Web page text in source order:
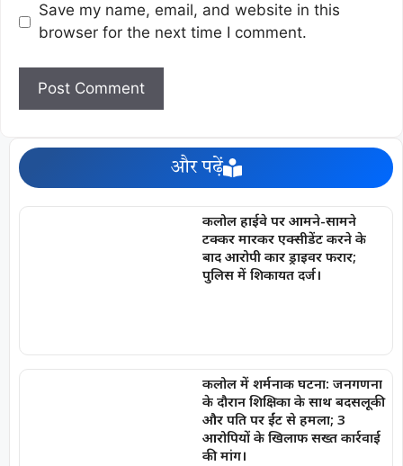
Save my name, email, and website in this
browser for the next time I comment.
और पढ़ें
कलोल हाईवे पर आमने-सामने
टक्कर मारकर एक्सीडेंट करने के
बाद आरोपी कार ड्राइवर फरार;
पुलिस में शिकायत दर्ज।
कलोल में शर्मनाक घटना: जनगणना
के दौरान शिक्षिका के साथ बदसलूकी
और पति पर ईंट से हमला; 3
आरोपियों के खिलाफ सख्त कार्रवाई
की मांग।